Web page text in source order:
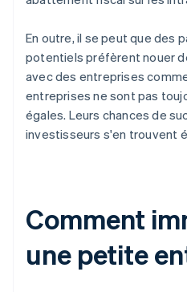
En outre, il se peut que des
potentiels préfèrent nouer
avec des entreprises
entreprises ne sont pas
égales. Leurs chances de
investisseurs s'en trouvent
Comment
une petite